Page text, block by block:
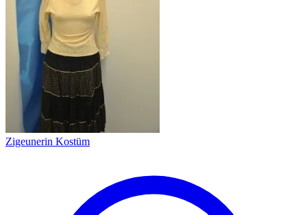
Zigeunerin Kostüm